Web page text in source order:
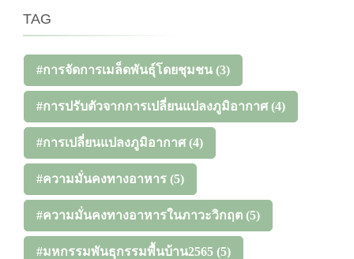
TAG
#การจัดการเมล็ดพันธุ์โดยชุมชน (3)
#การปรับตัวจากการเปลี่ยนแปลงภูมิอากาศ(4)
#การเปลี่ยนแปลงภูมิอากาศ(4)
#ความมั่นคงทางอาหาร (5)
#ความมั่นคงทางอาหารในภาวะวิกฤต (5)
#มหกรรมพันธุกรรมพื้นบ้าน2565 (5)